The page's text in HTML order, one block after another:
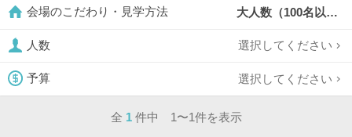
会場のこだわり・見学方法 大人数（100名以上）,
人数 選択してください
予算 選択してください
全 1 件中 1〜1件を表示